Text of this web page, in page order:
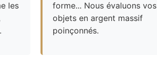
les
forme... Nous évaluons vos
objets en argent massif
poinçonnés.